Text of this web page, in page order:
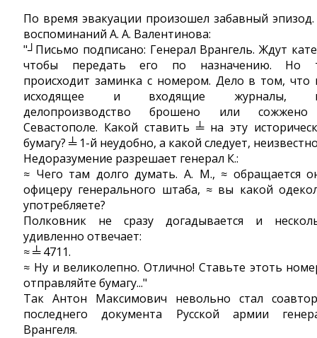
По время эвакуации произошел забавный
воспоминаний А. А. Валентинова:
"┘Письмо подписано: Генерал Врангель. Ждут
чтобы передать его по назначению. Но
происходит заминка с номером. Дело в том, что
исходящее и входящие журналы,
делопроизводство брошено или
Севастополе. Какой ставить ╧ на эту
бумагу? ╧ 1-й неудобно, а какой следует,
Недоразумение разрешает генерал К.:
≈ Чего там долго думать. А. М., ≈ обращается
офицеру генерального штаба, ≈ вы какой
употребляете?
Полковник не сразу догадывается и
удивленно отвечает:
≈ ╧ 4711.
≈ Ну и великолепно. Отлично! Ставьте этоть
отправляйте бумагу..."
Так Антон Максимович невольно стал
последнего документа Русской армии
Врангеля.